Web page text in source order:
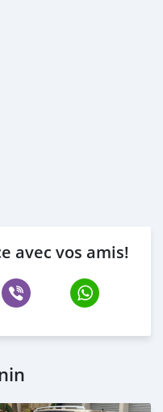
avec vos amis!